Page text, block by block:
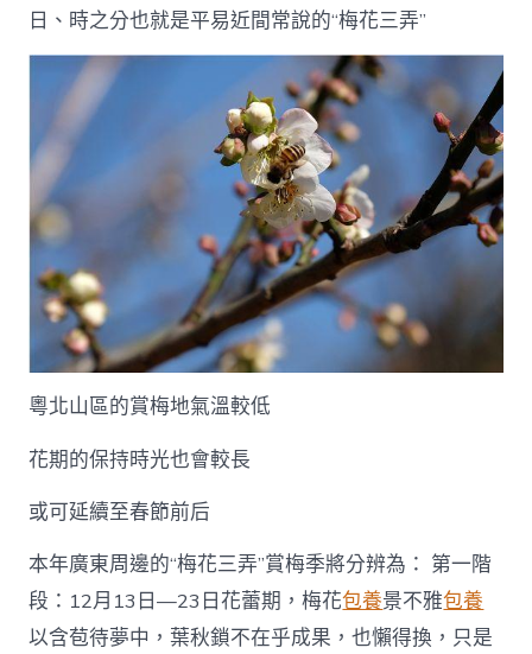
日、時之分也就是平易近間常說的“梅花三弄”
粵北山區的賞梅地氣溫較低
花期的保持時光也會較長
或可延續至春節前后
本年廣東周邊的“梅花三弄”賞梅季將分辨為： 第一階
段：12月13日—23日花蕾期，梅花包養景不雅包養
以含苞待夢中，葉秋鎖不在乎成果，也懶得換，只是